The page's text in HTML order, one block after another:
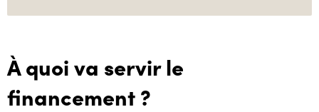
À quoi va servir le
financement ?